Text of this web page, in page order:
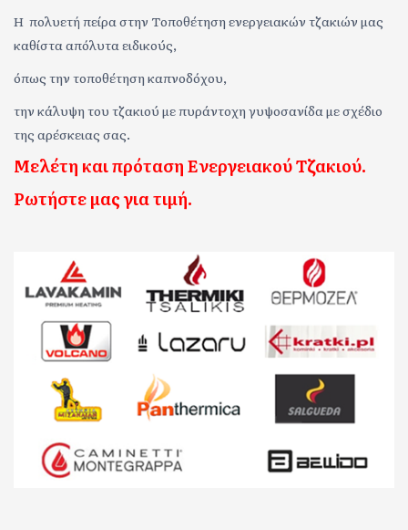
Η πολυετή πείρα στην Τοποθέτηση ενεργειακών τζακιών μας
καθίστα απόλυτα ειδικούς,
όπως την τοποθέτηση καπνοδόχου,
την κάλυψη του τζακιού με πυράντοχη γυψοσανίδα με σχέδιο
της αρέσκειας σας.
Μελέτη και πρόταση Ενεργειακού Τζακιού.
Ρωτήστε μας για τιμή.